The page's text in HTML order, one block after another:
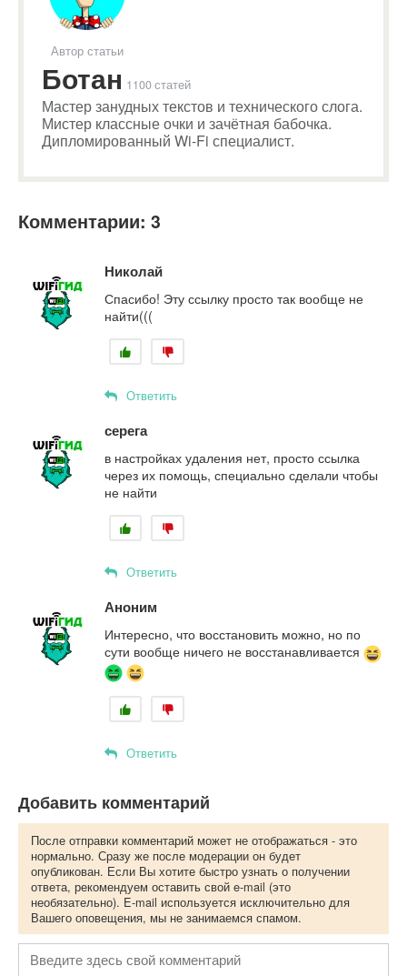
Автор статьи
Ботан 1100 статей
Мастер занудных текстов и технического слога.
Мистер классные очки и зачётная бабочка.
Дипломированный Wi-Fi специалист.
Комментарии: 3
Николай
Спасибо! Эту ссылку просто так вообще не
найти(((
Ответить
серега
в настройках удаления нет, просто ссылка
через их помощь, специально сделали чтобы
не найти
Ответить
Аноним
Интересно, что восстановить можно, но по
сути вообще ничего не восстанавливается
Ответить
Добавить комментарий
После отправки комментарий может не отображаться - это
нормально. Сразу же после модерации он будет
опубликован. Если Вы хотите быстро узнать о получении
ответа, рекомендуем оставить свой e-mail (это
необязательно). E-mail используется исключительно для
Вашего оповещения, мы не занимаемся спамом.